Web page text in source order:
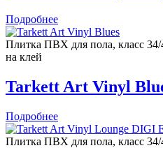
Подробнее
Плитка ПВХ для пола, класс
на клей
Tarkett Art Vinyl
Подробнее
Плитка ПВХ для пола, класс